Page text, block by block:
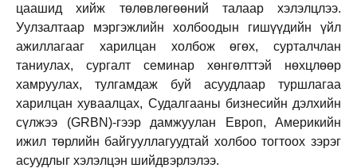
цаашид хийж төлөвлөгөөний талаар хэлэлцлээ.
Уулзалтаар мэргэжлийн холбоодын гишүүдийн үйл
ажиллагааг харилцан холбож өгөх, сурталчлан
таниулах, сургалт семинар хөнгөлттэй нөхцлөөр
хамруулах, тулгамдаж буй асуудлаар туршлагаа
харилцан хуваалцах, Судалгааны бизнесийн дэлхийн
сүлжээ (GRBN)-гээр дамжуулан Европ, Америкийн
ижил төрлийн байгууллагуудтай холбоо тогтоох зэрэг
асуудлыг хэлэлцэн шийдвэрлэлээ.